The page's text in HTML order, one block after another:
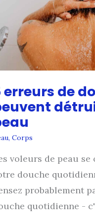
erreurs de
,Corps
voleurs de peau se
douche
probablement
quotidienne -